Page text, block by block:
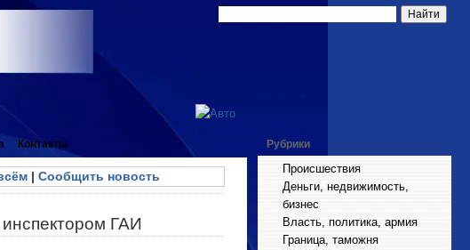
Контакты
| Сообщить новость
ГАИ
Рубрики
Происшествия
Деньги, недвижимость,
бизнес
Власть, политика, армия
Граница, таможня